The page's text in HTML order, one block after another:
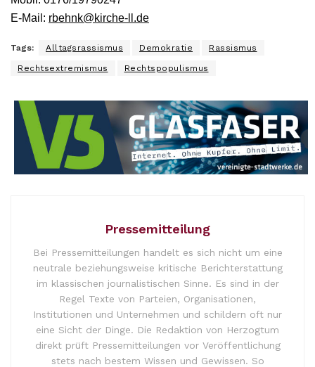
E-Mail: rbehnk@kirche-ll.de
Tags: Alltagsrassismus Demokratie Rassismus
Rechtsextremismus Rechtspopulismus
Pressemitteilung
Bei Pressemitteilungen handelt es sich nicht um eine
neutrale beziehungsweise kritische Berichterstattung
im klassischen journalistischen Sinne. Es sind in der
Regel Texte von Parteien, Organisationen,
Institutionen und Unternehmen und schildern oft nur
eine Sicht der Dinge. Die Redaktion von Herzogtum
direkt prüft Pressemitteilungen vor Veröffentlichung
stets nach bestem Wissen und Gewissen. So